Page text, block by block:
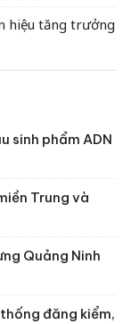
hiệu tăng trưởng
sinh phẩm ADN
Trung và
Quảng Ninh
đăng kiểm,